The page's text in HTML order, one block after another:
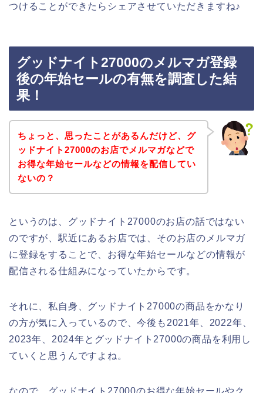
つけることができたらシェアさせていただきますね♪
グッドナイト27000のメルマガ登録
後の年始セールの有無を調査した結
果！
ちょっと、思ったことがあるんだけど、グ
ッドナイト27000のお店でメルマガなどで
お得な年始セールなどの情報を配信してい
ないの？
というのは、グッドナイト27000のお店の話ではない
のですが、駅近にあるお店では、そのお店のメルマガ
に登録をすることで、お得な年始セールなどの情報が
配信される仕組みになっていたからです。
それに、私自身、グッドナイト27000の商品をかなり
の方が気に入っているので、今後も2021年、2022年、
2023年、2024年とグッドナイト27000の商品を利用し
ていくと思うんですよね。
なので、グッドナイト27000のお得な年始セールやク